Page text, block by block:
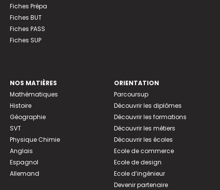
Fiches Prépa
Fiches BUT
Fiches PASS
Fiches SUP
NOS MATIÈRES
Mathématiques
Histoire
Géographie
SVT
Physique Chimie
Anglais
Espagnol
Allemand
ORIENTATION
Parcoursup
Découvrir les diplômes
Découvrir les formations
Découvrir les métiers
Découvrir les écoles
Ecole de commerce
Ecole de design
Ecole d’ingénieur
Devenir partenaire